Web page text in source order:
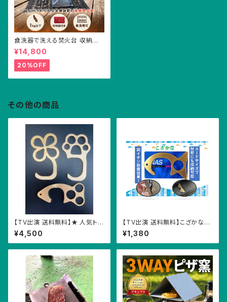
食洗器で洗える焚火台 収納袋
つき キャンプ アウトドア ソロキ
ャンプ デュオキャンプ ステンレ
ス 焚火台 軽い 小さい
¥14,800
20%OFF
その他の商品
【TV出演 送料無料】★ 人気トリ
オ（タッチウオ ねこのて よつば）
☆ ドアオープナー アシストフッ
ク つり革 触らない 通勤 通学
¥4,500
【TV出演 送料無料】こざかな
ドアオープナー アシストフック
抗菌 非接触 タッチレス 電車 バ
ス つり革 ボタン タッチパネル
¥1,380